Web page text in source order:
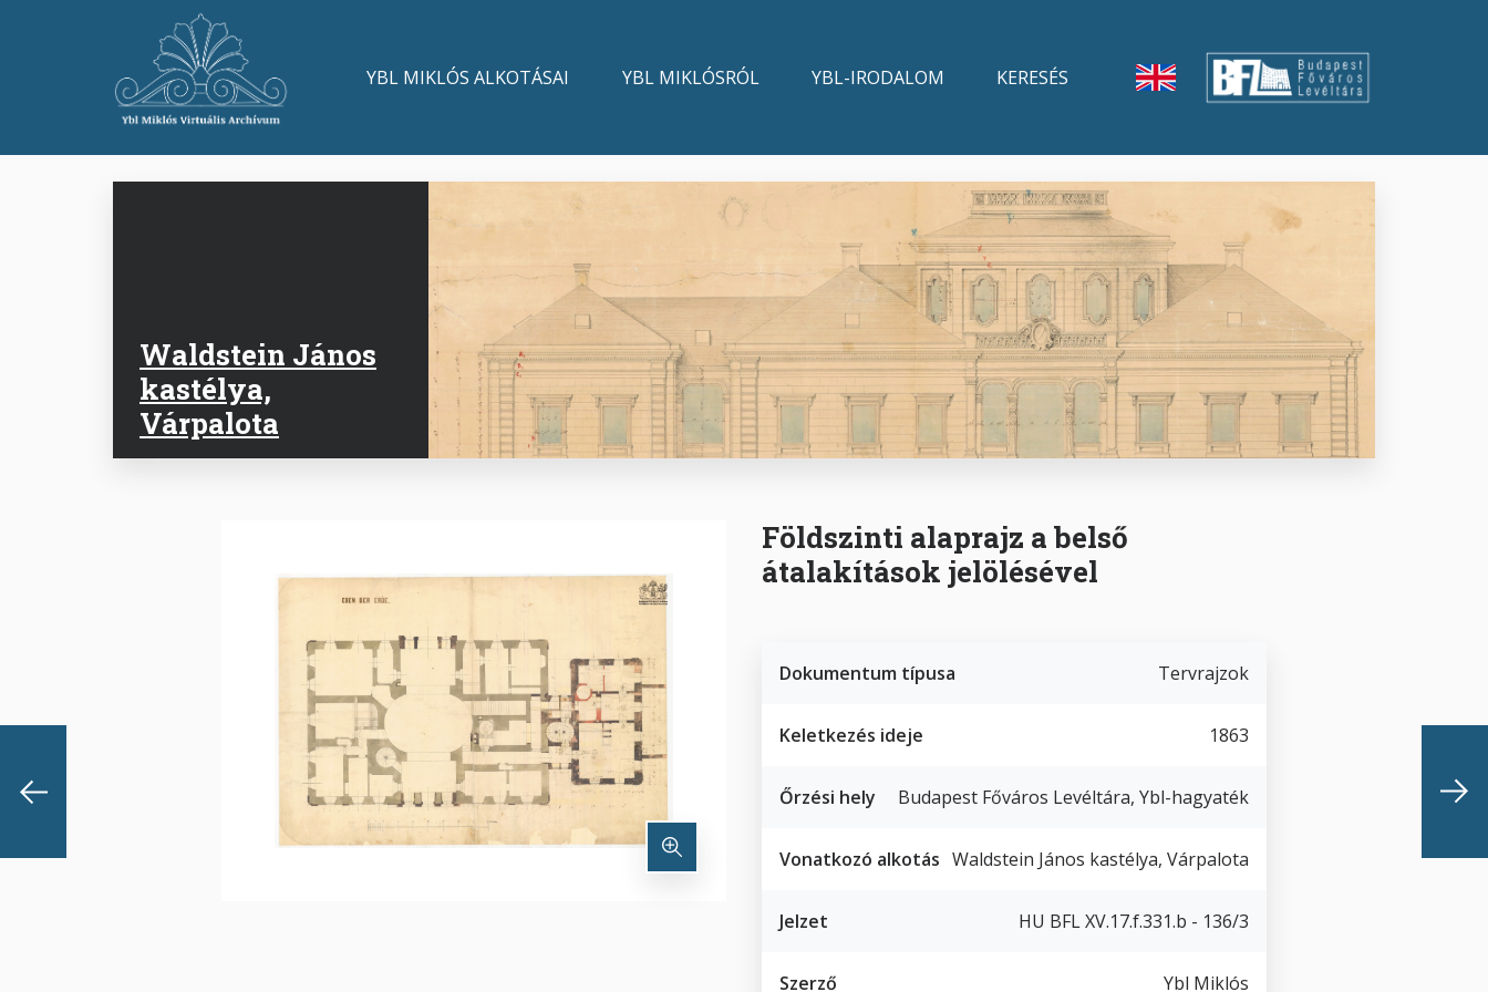
MainYBL MIKLÓS ALKOTÁSAI YBL MIKLÓSRÓL YBL-IRODALOM KERESÉS
Waldstein János
kastélya,
Várpalota
Földszinti alaprajz a belső
átalakítások jelölésével
Dokumentum típusa Tervrajzok
Keletkezés ideje 1863
Őrzési hely Budapest Főváros Levéltára, Ybl-hagyaték
Vonatkozó alkotás Waldstein János kastélya, Várpalota
Jelzet HU BFL XV.17.f.331.b - 136/3
Szerző Ybl Miklós